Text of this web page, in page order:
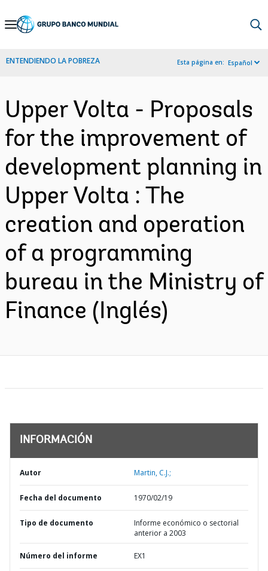
Skip
Navigation
ENTENDIENDO LA POBREZA Esta página en: Español
Upper Volta - Proposals
for the improvement of
development planning in
Upper Volta : The
creation and operation
of a programming
bureau in the Ministry of
Finance (Inglés)
INFORMACIÓN
Autor Martin, C.J.;
Fecha del documento 1970/02/19
Tipo de documento
Informe económico o sectorial
anterior a 2003
Número del informe EX1